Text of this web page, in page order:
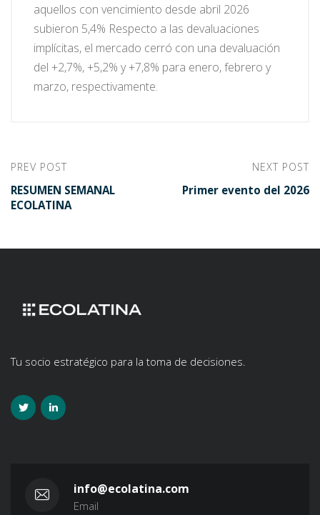
aquellos con vencimiento desde abril 2026
subieron 5,4% Respecto a las devaluaciones
implícitas, el mercado cerró con una devaluación
del +2,7%, +5,2% y +7,8% para enero, febrero y
marzo, respectivamente.
PREV POST
RESUMEN SEMANAL
ECOLATINA
NEXT POST
Primer evento del 2026
Tu socio estratégico para la toma de decisiones.
info@ecolatina.com
Email